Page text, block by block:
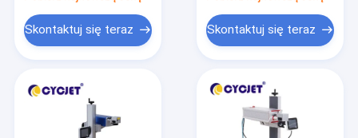
Ręczna drukarka atramentowa
Przemysłowa drukarka atramentowa
Maszyna do znakowania laserowego
Skontaktuj się teraz Skontaktuj się teraz